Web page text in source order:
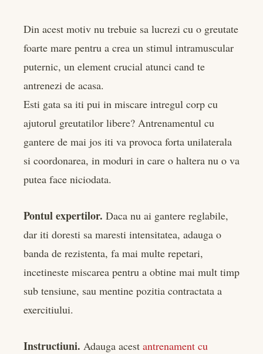
Din acest motiv nu trebuie sa lucrezi cu o greutate
foarte mare pentru a crea un stimul intramuscular
puternic, un element crucial atunci cand te
antrenezi de acasa.
Esti gata sa iti pui in miscare intregul corp cu
ajutorul greutatilor libere? Antrenamentul cu
gantere de mai jos iti va provoca forta unilaterala
si coordonarea, in moduri in care o haltera nu o va
putea face niciodata.
Pontul expertilor. Daca nu ai gantere reglabile,
dar iti doresti sa maresti intensitatea, adauga o
banda de rezistenta, fa mai multe repetari,
incetineste miscarea pentru a obtine mai mult timp
sub tensiune, sau mentine pozitia contractata a
exercitiului.
Instructiuni. Adauga acest antrenament cu